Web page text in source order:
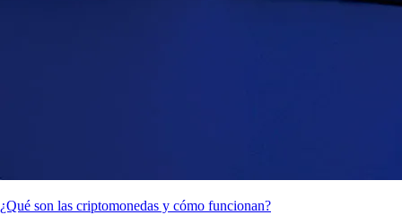
¿Qué son las criptomonedas y cómo funcionan?